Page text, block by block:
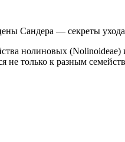
Сандера — секреты ухода
нолиновых (Nolinoideae)
не только к разным